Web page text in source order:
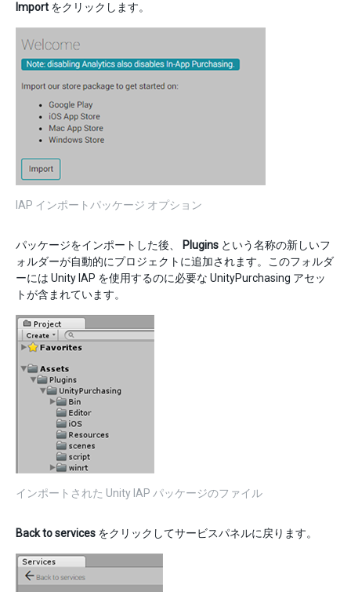
Import をクリックします。
IAP インポートパッケージ オプション
パッケージをインポートした後、 Plugins という名称の新しいフ
ォルダーが自動的にプロジェクトに追加されます。このフォルダ
ーには Unity IAP を使用するのに必要な UnityPurchasing アセッ
トが含まれています。
インポートされた Unity IAP パッケージのファイル
Back to services をクリックしてサービスパネルに戻ります。